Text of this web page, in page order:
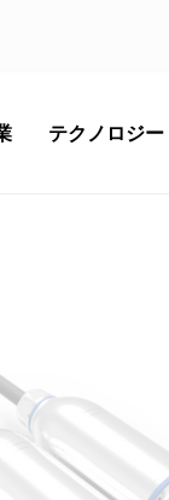
テクノロジー